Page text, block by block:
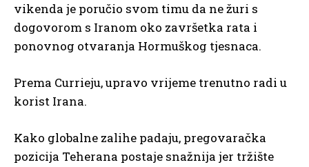
vikenda je poručio svom timu da ne žuri s
dogovorom s Iranom oko završetka rata i
ponovnog otvaranja Hormuškog tjesnaca.
Prema Currieju, upravo vrijeme trenutno radi u
korist Irana.
Kako globalne zalihe padaju, pregovaračka
pozicija Teherana postaje snažnija jer tržište